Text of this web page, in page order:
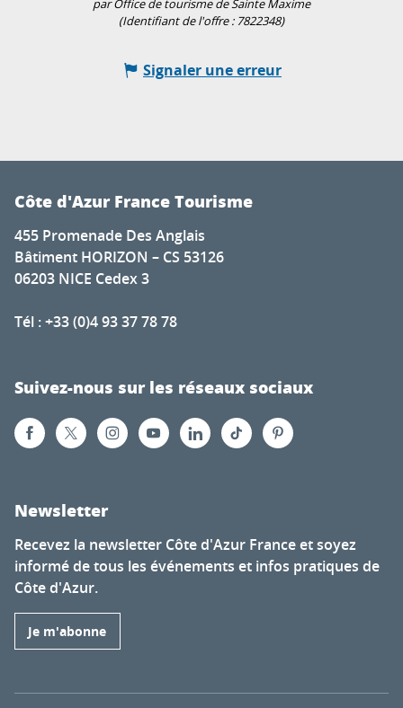
par Office de tourisme de Sainte Maxime
(Identifiant de l'offre : 7822348)
Signaler une erreur
Côte d'Azur France Tourisme
455 Promenade Des Anglais
Bâtiment HORIZON – CS 53126
06203 NICE Cedex 3
Tél : +33 (0)4 93 37 78 78
Suivez-nous sur les réseaux sociaux
Newsletter
Recevez la newsletter Côte d'Azur France et soyez
informé de tous les événements et infos pratiques de
Côte d'Azur.
Je m'abonne